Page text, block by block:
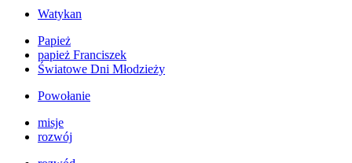
Watykan
Papież
papież Franciszek
Światowe Dni Młodzieży
Powołanie
misje
rozwój